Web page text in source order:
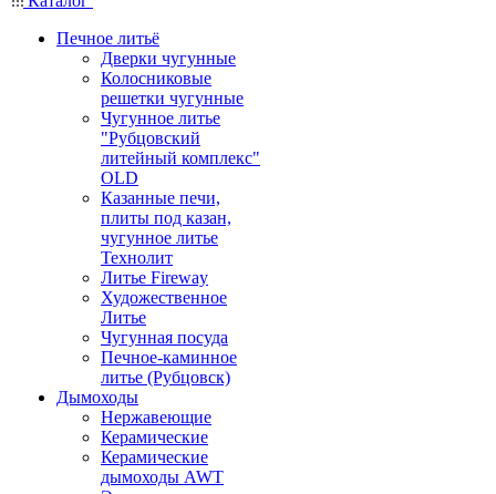
Печное литьё
Дверки чугунные
Колосниковые
решетки чугунные
Чугунное литье
"Рубцовский
литейный комплекс"
OLD
Казанные печи,
плиты под казан,
чугунное литье
Технолит
Литье Fireway
Художественное
Литье
Чугунная посуда
Печное-каминное
литье (Рубцовск)
Дымоходы
Нержавеющие
Керамические
Керамические
дымоходы AWT